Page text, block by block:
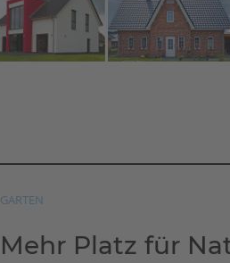
GARTEN
Mehr Platz für